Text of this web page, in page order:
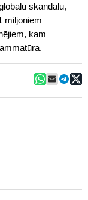
skandālu,
miljoniem
kam